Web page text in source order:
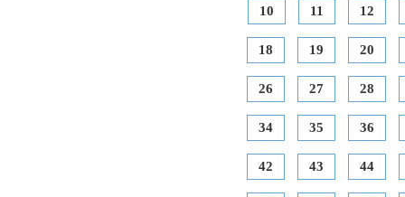
10 11 12
18 19 20
26 27 28
34 35 36
42 43 44